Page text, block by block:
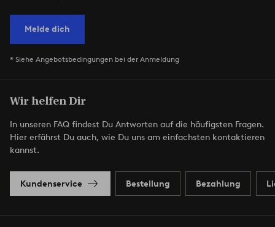
Melde dich
* Siehe Angebotsbedingungen bei der Anmeldung
Wir helfen Dir
In unseren FAQ findest Du Antworten auf die häufigsten Fragen.
Hier erfährst Du auch, wie Du uns am einfachsten kontaktieren
kannst.
Kundenservice Bestellung Bezahlung